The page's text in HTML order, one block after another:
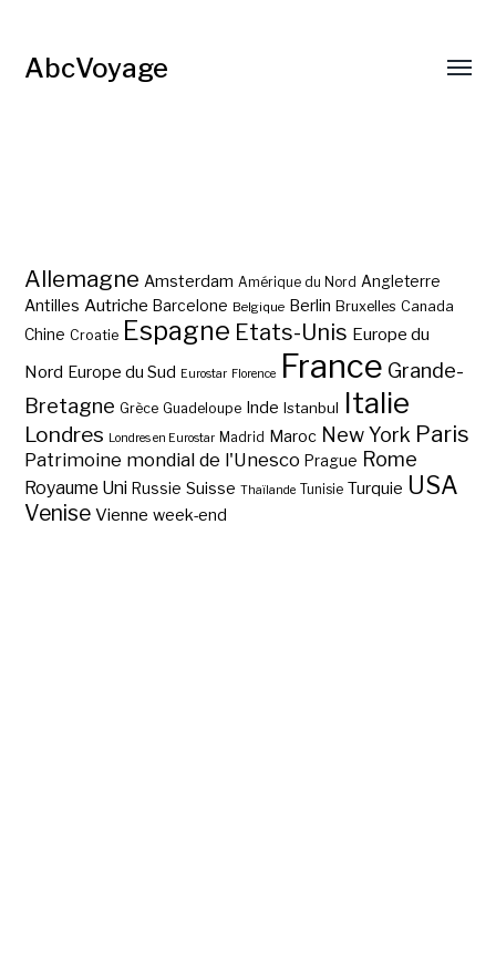
AbcVoyage
Allemagne Amsterdam Amérique du Nord Angleterre
Antilles Autriche Barcelone Belgique Berlin Bruxelles Canada
Chine Croatie Espagne Etats-Unis Europe du
Nord Europe du Sud Eurostar Florence France Grande-
Bretagne Grèce Guadeloupe Inde Istanbul Italie
Londres Londres en Eurostar Madrid Maroc New York Paris
Patrimoine mondial de l'Unesco Prague Rome
Royaume Uni Russie Suisse Thaïlande Tunisie Turquie USA
Venise Vienne week-end